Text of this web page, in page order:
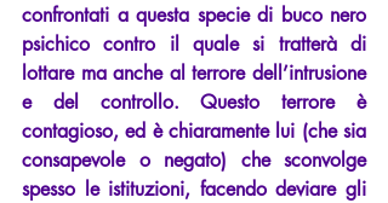
confrontati a questa specie di buco nero
psichico contro il quale si tratterà di
lottare ma anche al terrore dell’intrusione
e del controllo. Questo terrore è
contagioso, ed è chiaramente lui (che sia
consapevole o negato) che sconvolge
spesso le istituzioni, facendo deviare gli